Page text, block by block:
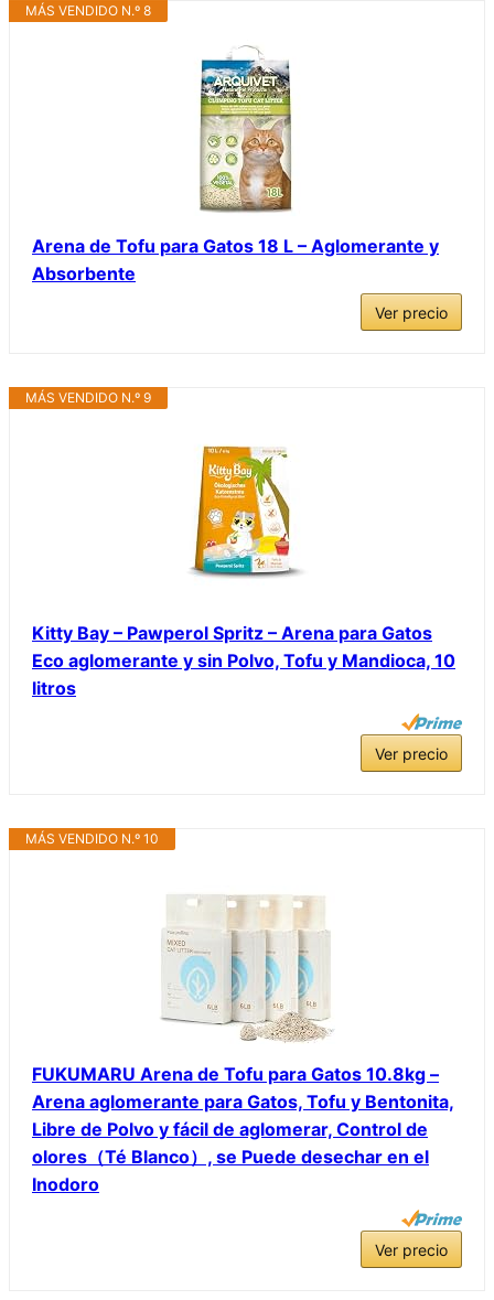
MÁS VENDIDO N.º 8
Arena de Tofu para Gatos 18 L – Aglomerante y
Absorbente
Ver precio
MÁS VENDIDO N.º 9
Kitty Bay – Pawperol Spritz – Arena para Gatos
Eco aglomerante y sin Polvo, Tofu y Mandioca, 10
litros
Ver precio
MÁS VENDIDO N.º 10
FUKUMARU Arena de Tofu para Gatos 10.8kg –
Arena aglomerante para Gatos, Tofu y Bentonita,
Libre de Polvo y fácil de aglomerar, Control de
olores（Té Blanco）, se Puede desechar en el
Inodoro
Ver precio